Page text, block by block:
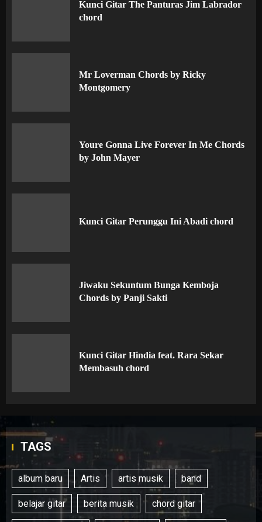
Kunci Gitar The Panturas Jim Labrador
chord
Mr Loverman Chords by Ricky
Montgomery
Youre Gonna Live Forever In Me Chords
by John Mayer
Kunci Gitar Perunggu Ini Abadi chord
Jiwaku Sekuntum Bunga Kemboja
Chords by Panji Sakti
Kunci Gitar Hindia feat. Rara Sekar
Membasuh chord
TAGS
album baru Artis artis musik band
belajar gitar berita musik chord gitar